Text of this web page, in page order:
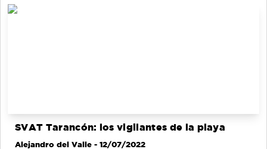
SVAT Tarancón: los vigilantes de la playa
Alejandro del Valle - 12/07/2022